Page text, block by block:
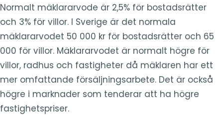
Normalt mäklararvode är 2,5% för bostadsrätter
och 3% för villor. I Sverige är det normala
mäklararvodet 50 000 kr för bostadsrätter och 65
000 för villor. Mäklararvodet är normalt högre för
villor, radhus och fastigheter då mäklaren har ett
mer omfattande försäljningsarbete. Det är också
högre i marknader som tenderar att ha högre
fastighetspriser.